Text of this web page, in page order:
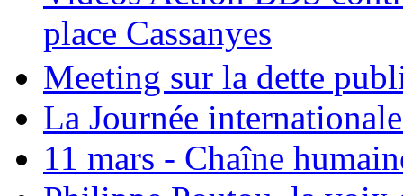
place Cassanyes
Meeting sur la dette
La Journée
11 mars - Chaîne